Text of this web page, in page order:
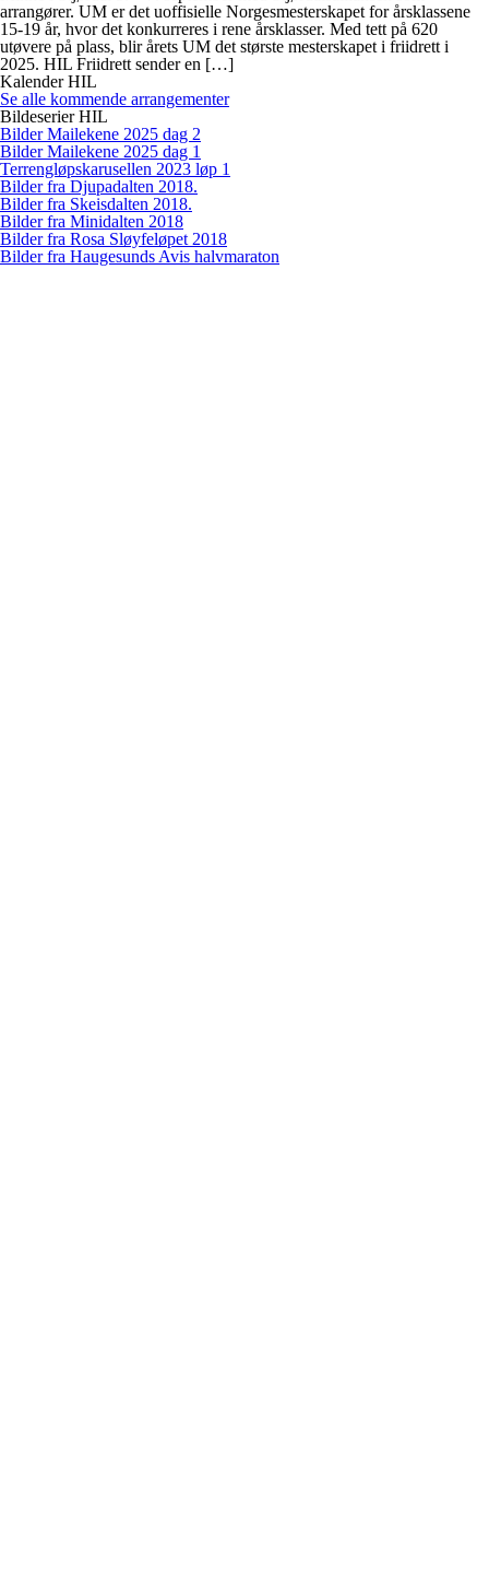
arrangører. UM er det uoffisielle Norgesmesterskapet for årsklassene
15-19 år, hvor det konkurreres i rene årsklasser. Med tett på 620
utøvere på plass, blir årets UM det største mesterskapet i friidrett i
2025. HIL Friidrett sender en […]
Kalender HIL
Se alle kommende arrangementer
Bildeserier HIL
Bilder Mailekene 2025 dag 2
Bilder Mailekene 2025 dag 1
Terrengløpskarusellen 2023 løp 1
Bilder fra Djupadalten 2018.
Bilder fra Skeisdalten 2018.
Bilder fra Minidalten 2018
Bilder fra Rosa Sløyfeløpet 2018
Bilder fra Haugesunds Avis halvmaraton